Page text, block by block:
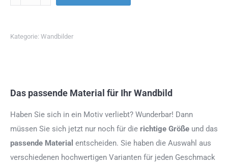
Kategorie: Wandbilder
Das passende Material für Ihr Wandbild
Haben Sie sich in ein Motiv verliebt? Wunderbar! Dann
müssen Sie sich jetzt nur noch für die richtige Größe und das
passende Material entscheiden. Sie haben die Auswahl aus
verschiedenen hochwertigen Varianten für jeden Geschmack